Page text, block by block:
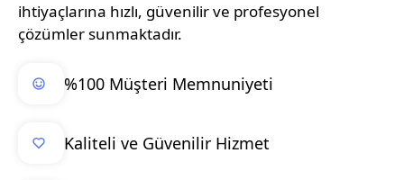
ihtiyaçlarına hızlı, güvenilir ve profesyonel
çözümler sunmaktadır.
%100 Müşteri Memnuniyeti
Kaliteli ve Güvenilir Hizmet